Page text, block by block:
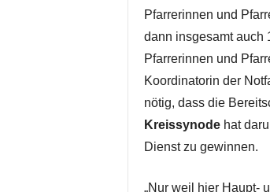
Pfarrerinnen und
dann insgesamt auch
Pfarrerinnen und
Koordinatorin der
nötig, dass die
Kreissynodehat
Dienst zu gewinnen.
„Nur weil hier Haupt-